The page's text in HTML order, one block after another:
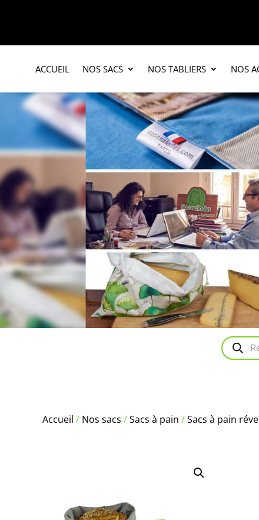
ACCUEIL NOS SACS NOS TABLIERS NOS
de
produits
Accueil / Nos sacs /Sacs à pain /Sacs à pain